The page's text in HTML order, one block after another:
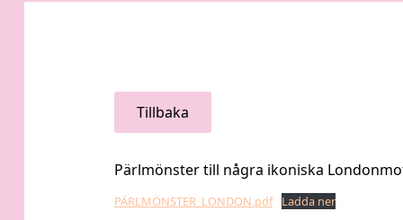
Tillbaka
Pärlmönster till några ikoniska
PÄRLMÖNSTER_LONDON.pdf Ladda ner